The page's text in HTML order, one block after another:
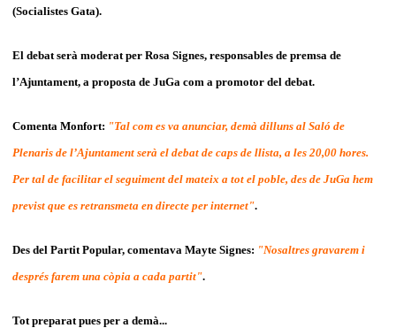
(Socialistes Gata).
El debat serà moderat per Rosa Signes, responsables de premsa de
l’Ajuntament, a proposta de JuGa com a promotor del debat.
Comenta Monfort: "Tal com es va anunciar, demà dilluns al Saló de
Plenaris de l’Ajuntament serà el debat de caps de llista, a les 20,00 hores.
Per tal de facilitar el seguiment del mateix a tot el poble, des de JuGa hem
previst que es retransmeta en directe per internet".
Des del Partit Popular, comentava Mayte Signes: "Nosaltres gravarem i
després farem una còpia a cada partit".
Tot preparat pues per a demà...